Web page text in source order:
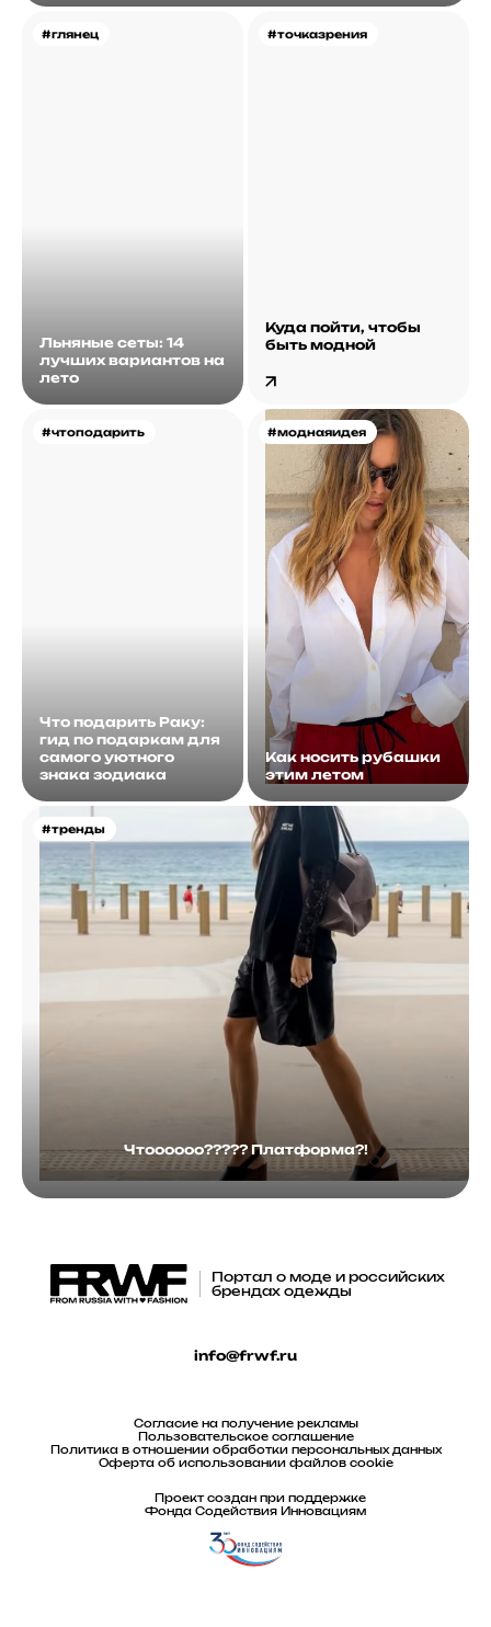
#глянец
Льняные сеты: 14
лучших вариантов на
лето
#точказрения
Куда пойти, чтобы
быть модной
#чтоподарить
Что подарить Раку:
гид по подаркам для
самого уютного
знака зодиака
#моднаяидея
Как носить рубашки
этим летом
#тренды
Чтоооооо????? Платформа?!
Портал о моде и российских
брендах одежды
info@frwf.ru
Согласие на получение рекламы
Пользовательское соглашение
Политика в отношении обработки персональных данных
Оферта об использовании файлов cookie
Проект создан при поддержке
Фонда Содействия Инновациям